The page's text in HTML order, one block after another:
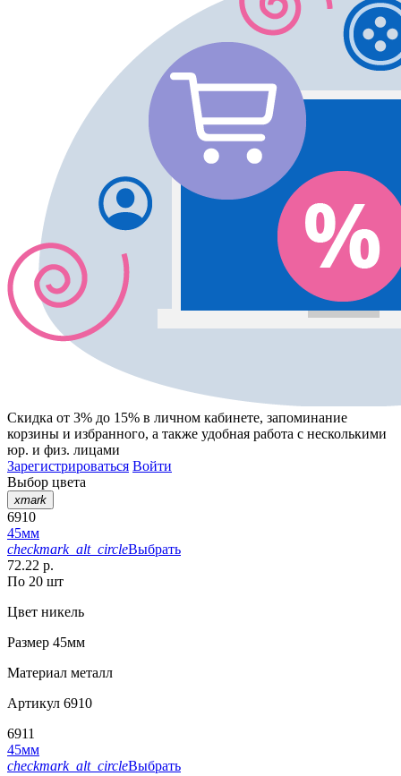
Скидка от 3% до 15% в личном кабинете, запоминание
корзины и избранного, а также удобная работа с несколькими
юр. и физ. лицами
Зарегистрироваться Войти
Выбор цвета
xmark
6910
45мм
checkmark_alt_circleВыбрать
72.22 р.
По 20 шт
Цвет никель
Размер 45мм
Материал металл
Артикул 6910
6911
45мм
checkmark_alt_circleВыбрать